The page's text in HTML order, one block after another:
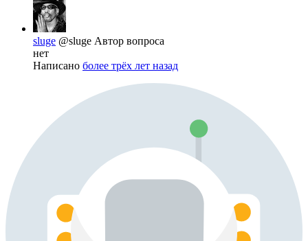
sluge @sluge Автор вопроса
нет
Написано более трёх лет назад